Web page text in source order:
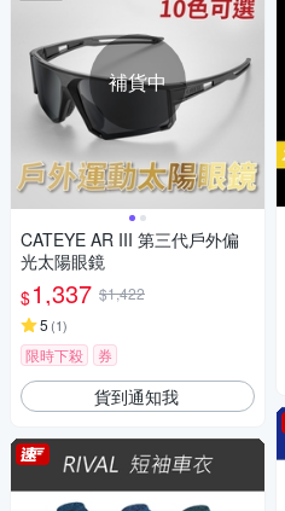
補貨中
CATEYE AR III 第三代戶外偏
光太陽眼鏡
$1,337 $1,422
5 (1)
限時下殺 券
貨到通知我